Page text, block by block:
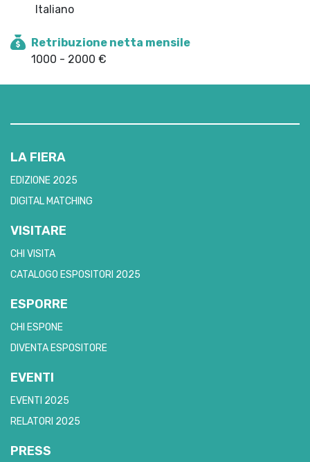
Italiano
Retribuzione netta mensile
1000 - 2000 €
LA FIERA
EDIZIONE 2025
DIGITAL MATCHING
VISITARE
CHI VISITA
CATALOGO ESPOSITORI 2025
ESPORRE
CHI ESPONE
DIVENTA ESPOSITORE
EVENTI
EVENTI 2025
RELATORI 2025
PRESS